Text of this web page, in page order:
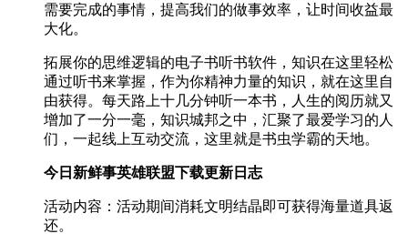
需要完成的事情，提高我们的做事效率，让时间收益最
大化。
拓展你的思维逻辑的电子书听书软件，知识在这里轻松
通过听书来掌握，作为你精神力量的知识，就在这里自
由获得。每天路上十几分钟听一本书，人生的阅历就又
增加了一分一毫，知识城邦之中，汇聚了最爱学习的人
们，一起线上互动交流，这里就是书虫学霸的天地。
今日新鲜事英雄联盟下载更新日志
活动内容：活动期间消耗文明结晶即可获得海量道具返
还。